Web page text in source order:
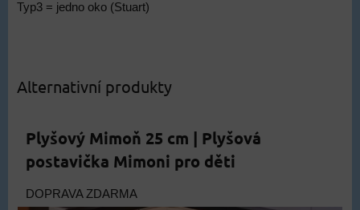
Typ3 = jedno oko (Stuart)
Alternativní produkty
Plyšový Mimoň 25 cm | Plyšová
postavička Mimoni pro děti
DOPRAVA ZDARMA